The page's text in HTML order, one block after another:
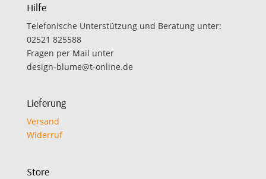
Hilfe
Telefonische Unterstützung und Beratung unter:
02521 825588
Fragen per Mail unter
design-blume@t-online.de
Lieferung
Versand
Widerruf
Store